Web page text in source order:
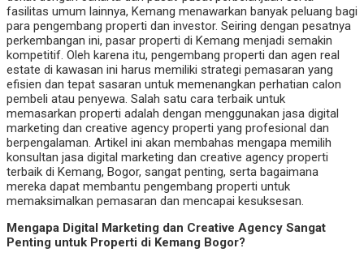
fasilitas umum lainnya, Kemang menawarkan banyak peluang bagi
para pengembang properti dan investor. Seiring dengan pesatnya
perkembangan ini, pasar properti di Kemang menjadi semakin
kompetitif. Oleh karena itu, pengembang properti dan agen real
estate di kawasan ini harus memiliki strategi pemasaran yang
efisien dan tepat sasaran untuk memenangkan perhatian calon
pembeli atau penyewa. Salah satu cara terbaik untuk
memasarkan properti adalah dengan menggunakan jasa digital
marketing dan creative agency properti yang profesional dan
berpengalaman. Artikel ini akan membahas mengapa memilih
konsultan jasa digital marketing dan creative agency properti
terbaik di Kemang, Bogor, sangat penting, serta bagaimana
mereka dapat membantu pengembang properti untuk
memaksimalkan pemasaran dan mencapai kesuksesan.
Mengapa Digital Marketing dan Creative Agency Sangat
Penting untuk Properti di Kemang Bogor?